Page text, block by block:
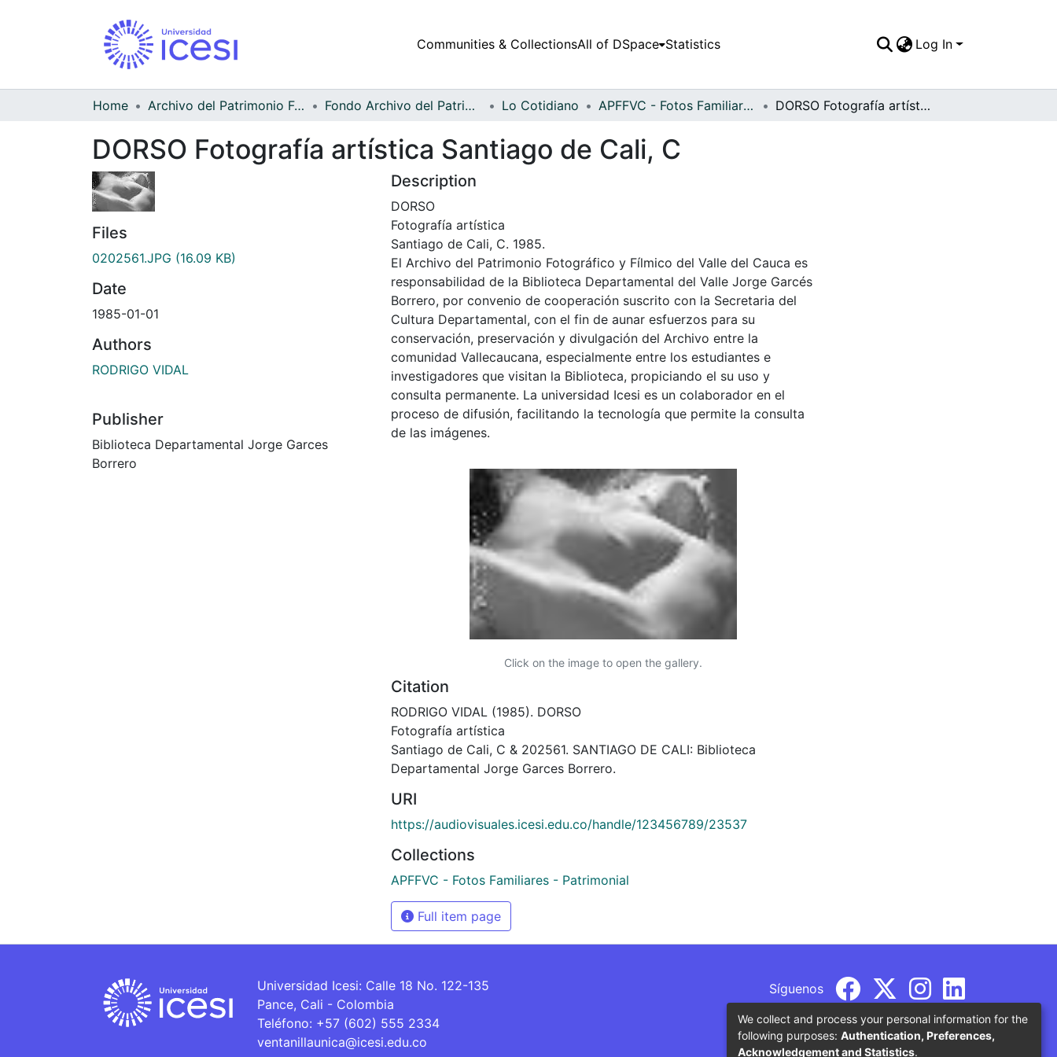
Communities & CollectionsAll of DSpace Statistics Log In
Home Archivo del Patrimonio Fotográfico y Fílmico del Valle del Cauca Fondo Archivo del Patrimonio Fotográfico y Fílmico del Valle del Cauca Lo Cotidiano APFFVC - Fotos Familiares - Patrimonial DORSO Fotografía artística Santiago de Cali, C
DORSO Fotografía artística Santiago de Cali, C
Files
0202561.JPG (16.09 KB)
Date
1985-01-01
Authors
RODRIGO VIDAL
Publisher
Biblioteca Departamental Jorge Garces
Borrero
Description
DORSO
Fotografía artística
Santiago de Cali, C. 1985.
El Archivo del Patrimonio Fotográfico y Fílmico del Valle del Cauca es
responsabilidad de la Biblioteca Departamental del Valle Jorge Garcés
Borrero, por convenio de cooperación suscrito con la Secretaria del
Cultura Departamental, con el fin de aunar esfuerzos para su
conservación, preservación y divulgación del Archivo entre la
comunidad Vallecaucana, especialmente entre los estudiantes e
investigadores que visitan la Biblioteca, propiciando el su uso y
consulta permanente. La universidad Icesi es un colaborador en el
proceso de difusión, facilitando la tecnología que permite la consulta
de las imágenes.
Click on the image to open the gallery.
Citation
RODRIGO VIDAL (1985). DORSO
Fotografía artística
Santiago de Cali, C & 202561. SANTIAGO DE CALI: Biblioteca
Departamental Jorge Garces Borrero.
URI
https://audiovisuales.icesi.edu.co/handle/123456789/23537
Collections
APFFVC - Fotos Familiares - Patrimonial
Full item page
Universidad Icesi: Calle 18 No. 122-135
Pance, Cali - Colombia
Teléfono: +57 (602) 555 2334
ventanillaunica@icesi.edu.co
Síguenos
We collect and process your personal information for the
following purposes: Authentication, Preferences,
Acknowledgement and Statistics.